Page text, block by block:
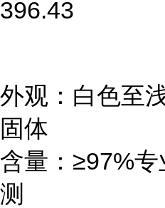
396.43
外观：白色至
固体
含量：≥97%
测